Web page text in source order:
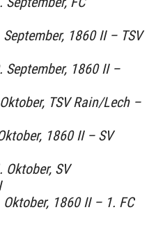
1860 II – TSV
September, 1860 II –
TSV Rain/Lech –
1860 II – SV
Oktober, SV
1860 II – 1. FC